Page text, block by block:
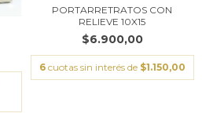
PORTARRETRATOS CON
RELIEVE 10X15
$6.900,00
6 cuotas sin interés de $1.150,00